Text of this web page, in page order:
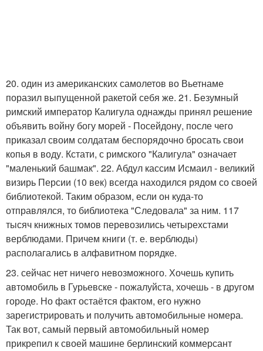
20. один из американских самолетов во Вьетнаме
поразил выпущенной ракетой себя же. 21. Безумный
римский император Калигула однажды принял решение
объявить войну богу морей - Посейдону, после чего
приказал своим солдатам беспорядочно бросать свои
копья в воду. Кстати, с римского "Калигула" означает
"маленький башмак". 22. Абдул кассим Исмаил - великий
визирь Персии (10 век) всегда находился рядом со своей
библиотекой. Таким образом, если он куда-то
отправлялся, то библиотека "Следовала" за ним. 117
тысяч книжных томов перевозились четырехстами
верблюдами. Причем книги (т. е. верблюды)
располагались в алфавитном порядке.
23. сейчас нет ничего невозможного. Хочешь купить
автомобиль в Гурьевске - пожалуйста, хочешь - в другом
городе. Но факт остаётся фактом, его нужно
зарегистрировать и получить автомобильные номера.
Так вот, самый первый автомобильный номер
прикрепил к своей машине берлинский коммерсант